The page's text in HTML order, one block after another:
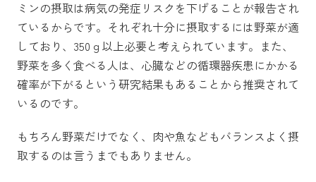
ミンの摂取は病気の発症リスクを下げることが報告され
ているからです。それぞれ十分に摂取するには野菜が適
しており、350ｇ以上必要と考えられています。また、
野菜を多く食べる人は、心臓などの循環器疾患にかかる
確率が下がるという研究結果もあることから推奨されて
いるのです。
もちろん野菜だけでなく、肉や魚などもバランスよく摂
取するのは言うまでもありません。